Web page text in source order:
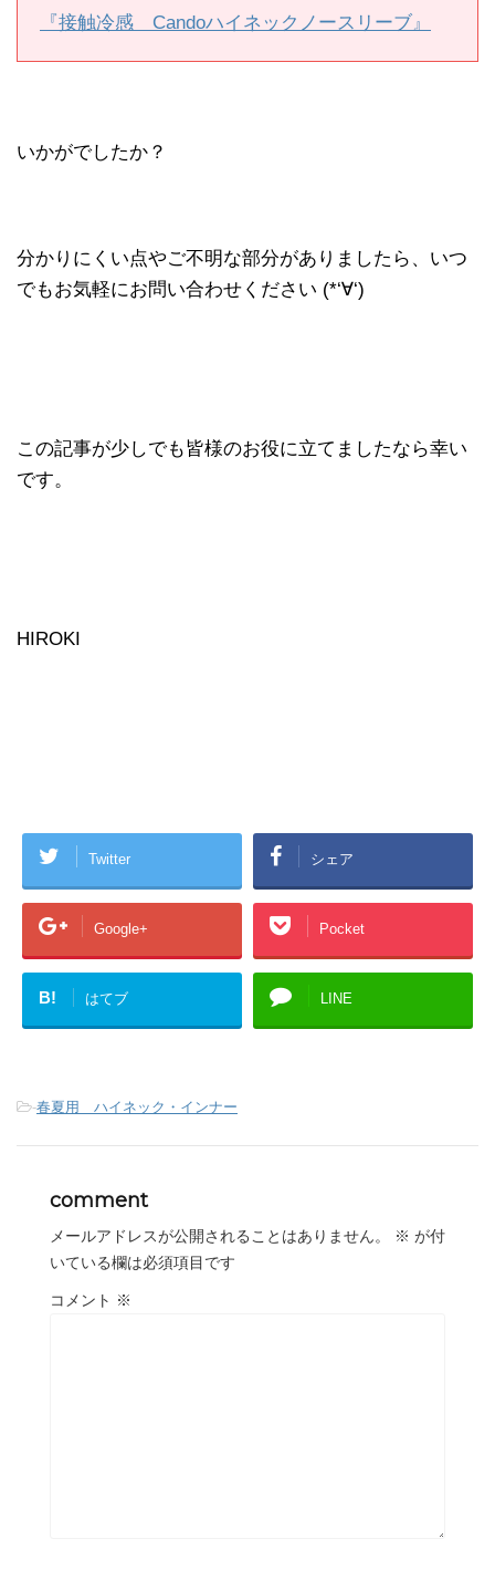
『接触冷感 Candoハイネックノースリーブ』
いかがでしたか？
分かりにくい点やご不明な部分がありましたら、いつ
でもお気軽にお問い合わせください (*‘∀‘)
この記事が少しでも皆様のお役に立てましたなら幸い
です。
HIROKI
Twitter シェア
Google+ Pocket
B! はてブ LINE
-春夏用 ハイネック・インナー
comment
メールアドレスが公開されることはありません。 ※ が付
いている欄は必須項目です
コメント ※